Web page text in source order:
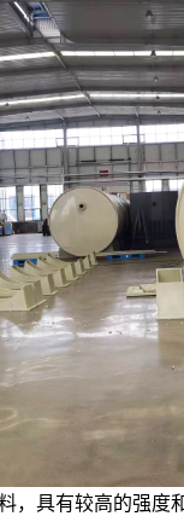
，具有较高的强度